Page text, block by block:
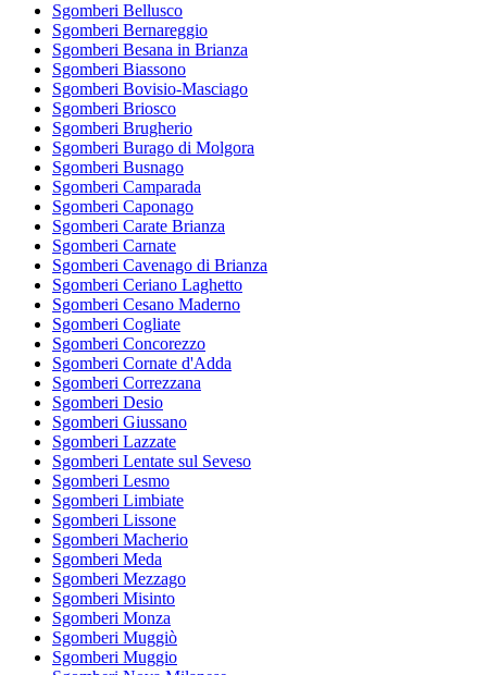
Sgomberi Bellusco
Sgomberi Bernareggio
Sgomberi Besana in Brianza
Sgomberi Biassono
Sgomberi Bovisio-Masciago
Sgomberi Briosco
Sgomberi Brugherio
Sgomberi Burago di Molgora
Sgomberi Busnago
Sgomberi Camparada
Sgomberi Caponago
Sgomberi Carate Brianza
Sgomberi Carnate
Sgomberi Cavenago di Brianza
Sgomberi Ceriano Laghetto
Sgomberi Cesano Maderno
Sgomberi Cogliate
Sgomberi Concorezzo
Sgomberi Cornate d'Adda
Sgomberi Correzzana
Sgomberi Desio
Sgomberi Giussano
Sgomberi Lazzate
Sgomberi Lentate sul Seveso
Sgomberi Lesmo
Sgomberi Limbiate
Sgomberi Lissone
Sgomberi Macherio
Sgomberi Meda
Sgomberi Mezzago
Sgomberi Misinto
Sgomberi Monza
Sgomberi Muggiò
Sgomberi Muggio